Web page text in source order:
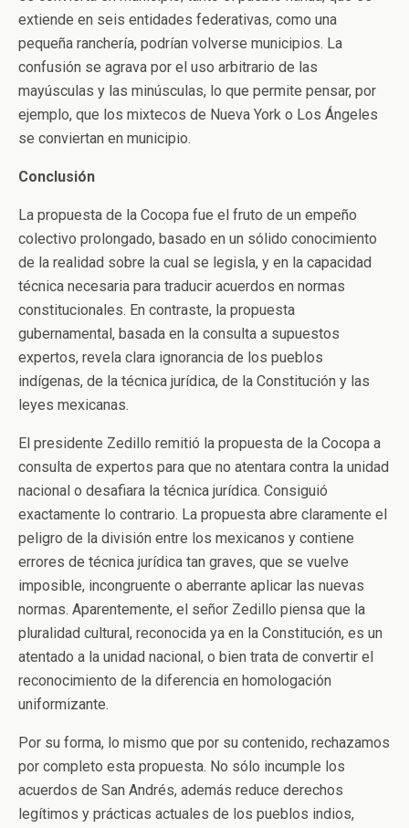
extiende en seis entidades federativas, como una
pequeña ranchería, podrían volverse municipios. La
confusión se agrava por el uso arbitrario de las
mayúsculas y las minúsculas, lo que permite pensar, por
ejemplo, que los mixtecos de Nueva York o Los Ángeles
se conviertan en municipio.
Conclusión
La propuesta de la Cocopa fue el fruto de un empeño
colectivo prolongado, basado en un sólido conocimiento
de la realidad sobre la cual se legisla, y en la capacidad
técnica necesaria para traducir acuerdos en normas
constitucionales. En contraste, la propuesta
gubernamental, basada en la consulta a supuestos
expertos, revela clara ignorancia de los pueblos
indígenas, de la técnica jurídica, de la Constitución y las
leyes mexicanas.
El presidente Zedillo remitió la propuesta de la Cocopa a
consulta de expertos para que no atentara contra la unidad
nacional o desafiara la técnica jurídica. Consiguió
exactamente lo contrario. La propuesta abre claramente el
peligro de la división entre los mexicanos y contiene
errores de técnica jurídica tan graves, que se vuelve
imposible, incongruente o aberrante aplicar las nuevas
normas. Aparentemente, el señor Zedillo piensa que la
pluralidad cultural, reconocida ya en la Constitución, es un
atentado a la unidad nacional, o bien trata de convertir el
reconocimiento de la diferencia en homologación
uniformizante.
Por su forma, lo mismo que por su contenido, rechazamos
por completo esta propuesta. No sólo incumple los
acuerdos de San Andrés, además reduce derechos
legítimos y prácticas actuales de los pueblos indios,